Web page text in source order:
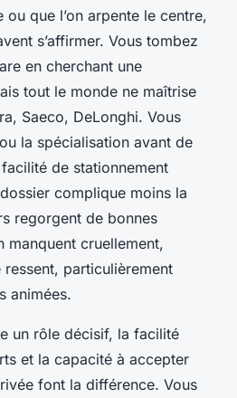
ou que l’on arpente le centre,
s’affirmer. Vous tombez
en cherchant une
tout le monde ne maîtrise
Saeco, DeLonghi. Vous
la spécialisation avant de
de stationnement
complique moins la
regorgent de bonnes
manquent cruellement,
ressent, particulièrement
animées.
un rôle décisif, la facilité
et la capacité à accepter
font la différence. Vous